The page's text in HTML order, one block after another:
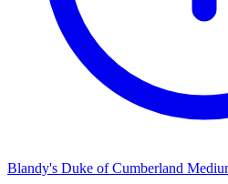
Blandy's Duke of Cumberland